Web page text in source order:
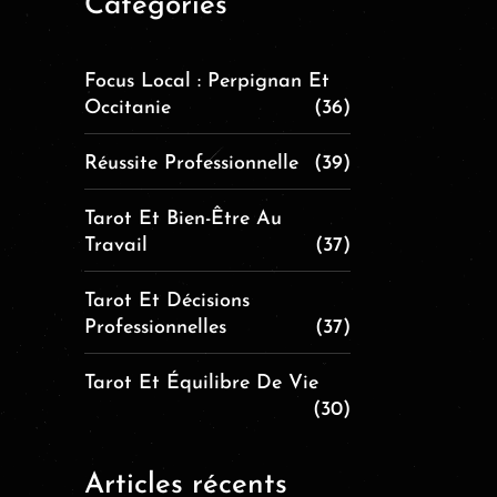
Catégories
Focus Local : Perpignan Et
Occitanie
(36)
Réussite Professionnelle (39)
Tarot Et Bien-Être Au
Travail
(37)
Tarot Et Décisions
Professionnelles
(37)
Tarot Et Équilibre De Vie
(30)
Articles récents